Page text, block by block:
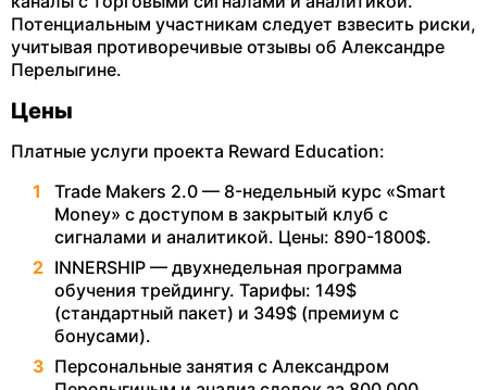
Потенциальным участникам следует взвесить риски,
учитывая противоречивые отзывы об Александре
Перелыгине.
Цены
Платные услуги проекта Reward Education:
Trade Makers 2.0 — 8-недельный курс «Smart
Money» с доступом в закрытый клуб с
сигналами и аналитикой. Цены: 890-1800$.
INNERSHIP — двухнедельная программа
обучения трейдингу. Тарифы: 149$
(стандартный пакет) и 349$ (премиум с
бонусами).
Персональные занятия с Александром